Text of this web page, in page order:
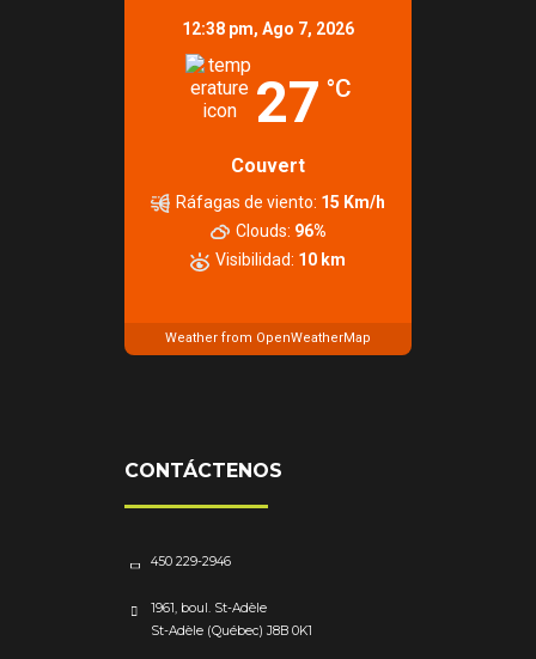
12:38 pm, Ago 7, 2026
27 °C
Couvert
Ráfagas de viento: 15 Km/h
Clouds: 96%
Visibilidad: 10 km
Weather from OpenWeatherMap
CONTÁCTENOS
450 229-2946
1961, boul. St-Adèle
St-Adèle (Québec) J8B 0K1